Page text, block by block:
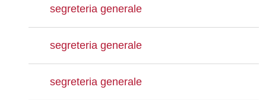
segreteria generale
segreteria generale
segreteria generale